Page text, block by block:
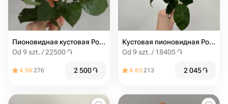
Пионовидная кустовая Роза Madam Bombastic штучно
Od 9 szt. / 22500 ֏
4.96276 2 500֏
Кустовая пионовидная Роза мадам бомбастик от 9шт
Od 9 szt. / 18405 ֏
4.85213 2 045֏